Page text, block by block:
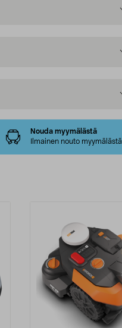
Nouda myymälästä
Ilmainen nouto myymälästä